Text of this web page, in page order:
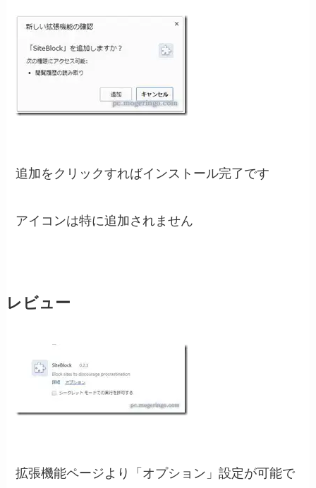
追加をクリックすればインストール完了です
アイコンは特に追加されません
レビュー
拡張機能ページより「オプション」設定が可能で